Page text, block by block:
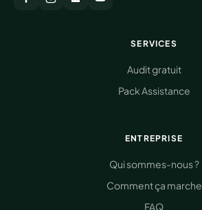
SERVICES
Audit gratuit
Pack Assistance
ENTREPRISE
Qui sommes-nous ?
Comment ça marche
FAQ